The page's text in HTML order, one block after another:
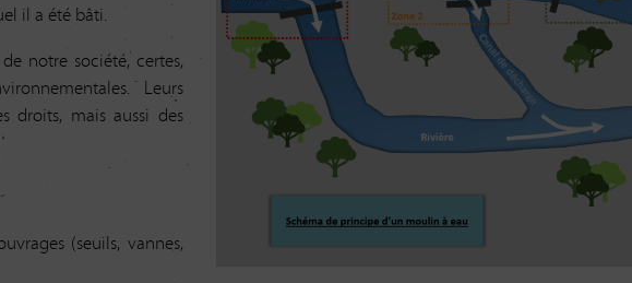
il a été bâti.
notre société, certes,
Leurs
droits, mais aussi des
(seuils, vannes,